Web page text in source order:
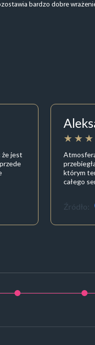
bardzo dobre
że jest
którym
całego
Źródło: